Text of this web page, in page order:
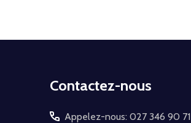
Contactez-nous
Appelez-nous: 027 346 90 71